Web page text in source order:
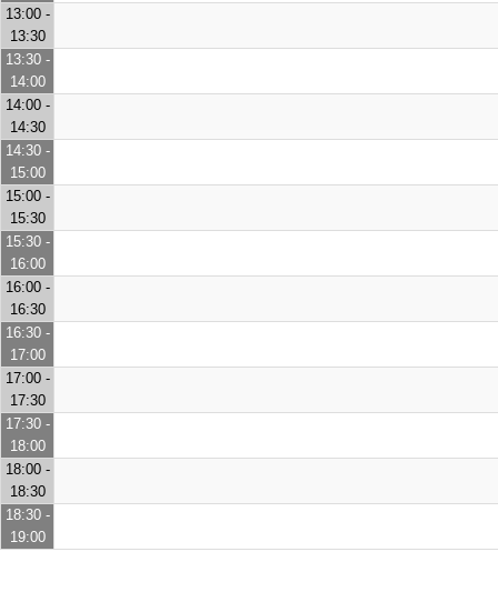
13:00 -
13:30
13:30 -
14:00
14:00 -
14:30
14:30 -
15:00
15:00 -
15:30
15:30 -
16:00
16:00 -
16:30
16:30 -
17:00
17:00 -
17:30
17:30 -
18:00
18:00 -
18:30
18:30 -
19:00